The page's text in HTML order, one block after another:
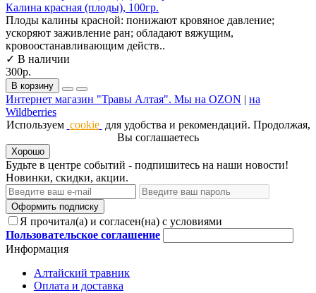
Калина красная (плоды), 100гр.
Плоды калины красной: понижают кровяное давление;
ускоряют заживление ран; обладают вяжущим,
кровоостанавливающим действ..
✓ В наличии
300р.
В корзину
Интернет магазин "Травы Алтая". Мы на OZON | на
Wildberries
Используем cookie для удобства и рекомендаций. Продолжая,
Вы соглашаетесь
Хорошо
Будьте в центре событий - подпишитесь на наши новости!
Новинки, скидки, акции.
Оформить подписку
Я прочитал(а) и согласен(на) с условиями
Пользовательское соглашение
Информация
Алтайский травник
Оплата и доставка